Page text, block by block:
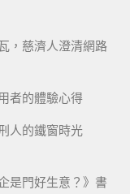
，慈濟人澄清網路
者的體驗心得
人的鐵窗時光
是門好生意？》書